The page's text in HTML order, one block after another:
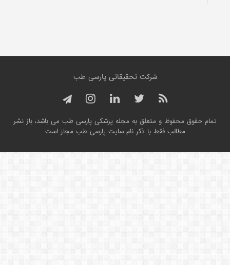
شرکت تحقیقاتی پارسی طب
تمام حقوق محفوظ و متعلق به مجله پزشکی پارسی طب می باشد، باز نشر
مطالب فقط با ذکر نام سایت پارسی طب مجاز است